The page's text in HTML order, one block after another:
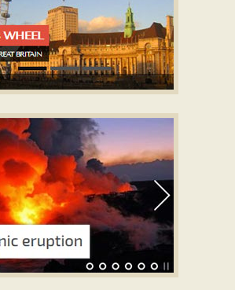
with Slices Transition
slideshow javascript